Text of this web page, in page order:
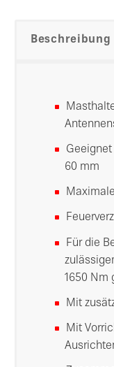
Beschreibung
Geeignet
60 mm
Für die
1650 Nm
Mit
Mit